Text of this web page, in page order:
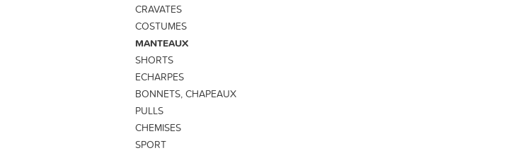
CRAVATES
COSTUMES
MANTEAUX
SHORTS
ECHARPES
BONNETS, CHAPEAUX
PULLS
CHEMISES
SPORT